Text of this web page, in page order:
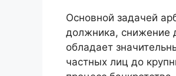
Основной задачей
должника, снижение
обладает
частных лиц до